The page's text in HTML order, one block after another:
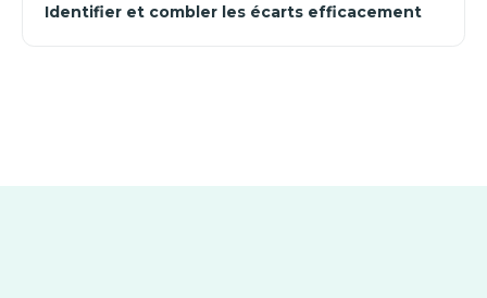
Identifier et combler les écarts efficacement